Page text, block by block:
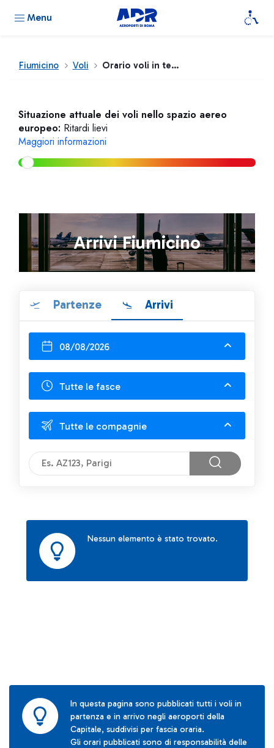
Menu
Fiumicino Voli Orario voli in tempo reale
Situazione attuale dei voli nello spazio aereo
europeo: Ritardi lievi
Maggiori informazioni
Arrivi Fiumicino
Partenze Arrivi
08/08/2026
Tutte le fasce
Tutte le compagnie
Nessun elemento è stato trovato.
In questa pagina sono pubblicati tutti i voli in
partenza e in arrivo negli aeroporti della
Capitale, suddivisi per fascia oraria.
Gli orari pubblicati sono di responsabilità delle